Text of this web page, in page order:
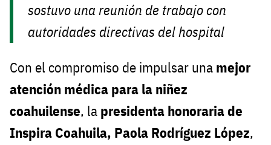
sostuvo una reunión de trabajo con
autoridades directivas del hospital
Con el compromiso de impulsar una mejor
atención médica para la niñez
coahuilense, la presidenta honoraria de
Inspira Coahuila, Paola Rodríguez López,